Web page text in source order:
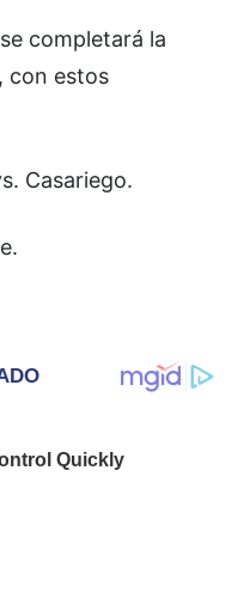
completará la
con estos
Casariego.